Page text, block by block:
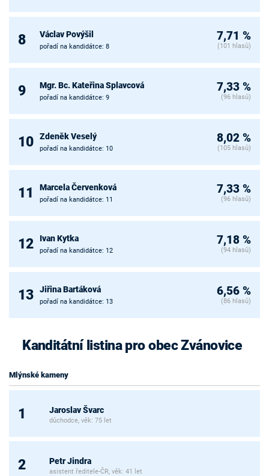
8 Václav Povýšil
pořadí na kandidátce: 8
7,71 %
(101 hlasů)
9 Mgr. Bc. Kateřina Splavcová
pořadí na kandidátce: 9
7,33 %
(96 hlasů)
10 Zdeněk Veselý
pořadí na kandidátce: 10
8,02 %
(105 hlasů)
11 Marcela Červenková
pořadí na kandidátce: 11
7,33 %
(96 hlasů)
12 Ivan Kytka
pořadí na kandidátce: 12
7,18 %
(94 hlasů)
13 Jiřina Bartáková
pořadí na kandidátce: 13
6,56 %
(86 hlasů)
Kanditátní listina pro obec Zvánovice
Mlýnské kameny
1 Jaroslav Švarc
důchodce, věk: 75 let
2 Petr Jindra
asistent ředitele-ČR, věk: 41 let